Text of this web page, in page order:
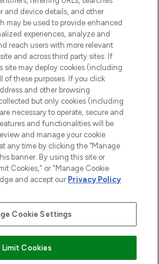
aux cookies
or Share My Personal
Information
INFORMATIONS
GÉNÉRALES
DE LOOKFANTASTIC
avec
and device details, and other
may be used to provide enhanced
experiences, analyze and
reach users with more relevant
and across third party sites. If
site may deploy cookies (including
of these purposes. If you click
and other browsing
but only cookies (including
necessary to operate, secure and
and functionalities will be
and manage your cookie
any time by clicking the “Manage
banner. By using this site or
Cookies," or "Manage Cookie
and accept our Privacy Policy
Cookie Settings
Limit Cookies